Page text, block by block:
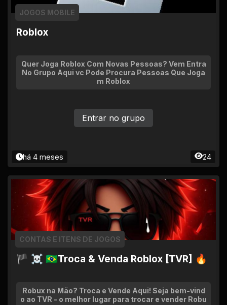
Roblox
JOGOS MOBILE
Quer Joga Roblox Com Novas Pessoas? Vem Entra
No Grupo Aqui vc Pode Procura Pessoas Que Joga
m Roblox
há 4 meses 24
Entrar no grupo
🏴 ☠ 🇧🇷Troca & Venda Roblox [TVR] 🔥
CONTAS E ITENS DE JOGOS
Robux na Mão? Troca e Vende Aqui! Seja bem-vind
o ao TVR - o melhor lugar para trocar e vender Robu